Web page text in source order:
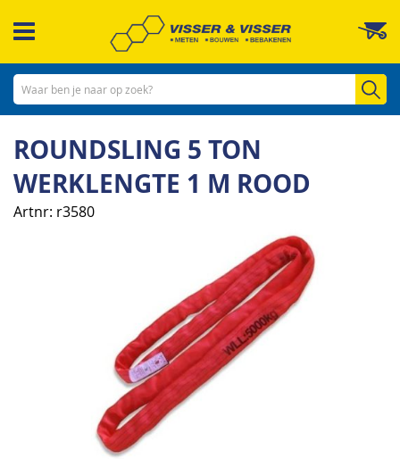
naar
inhoud
ROUNDSLING 5 TON
WERKLENGTE 1 M ROOD
Artnr r3580